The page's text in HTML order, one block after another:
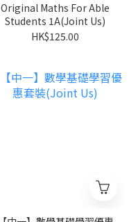
Original Maths For Able
Students 1A(Joint Us)
HK$125.00